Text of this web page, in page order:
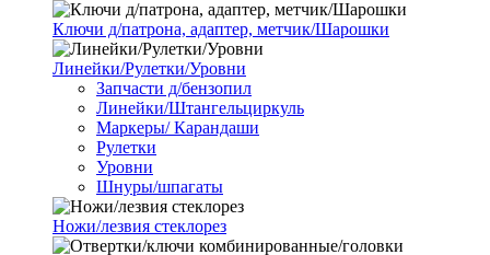
Ключи д/патрона, адаптер, метчик/Шарошки
Линейки/Рулетки/Уровни
Запчасти д/бензопил
Линейки/Штангельциркуль
Маркеры/ Карандаши
Рулетки
Уровни
Шнуры/шпагаты
Ножи/лезвия стеклорез